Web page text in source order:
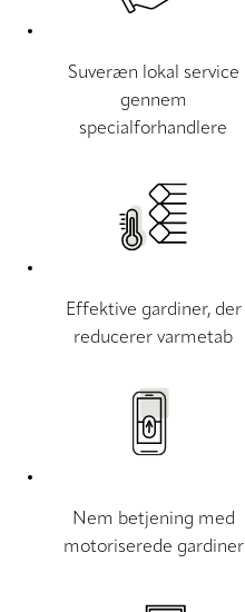
Suveræn lokal service
gennem
specialforhandlere
Effektive gardiner, der
reducerer varmetab
Nem betjening med
motoriserede gardiner